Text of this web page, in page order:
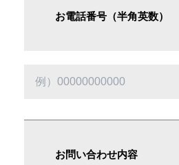
お電話番号（半角英数）
お問い合わせ内容